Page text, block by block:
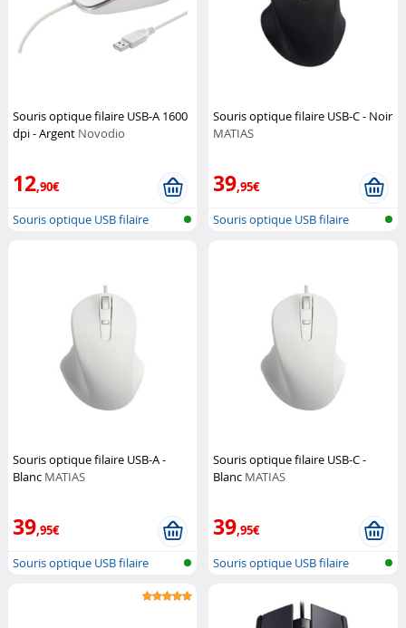
Souris optique filaire USB-A 1600
dpi - Argent Novodio
12,90€
Souris optique USB filaire
Souris optique filaire USB-C - Noir
MATIAS
39,95€
Souris optique USB filaire
Souris optique filaire USB-A -
Blanc MATIAS
39,95€
Souris optique USB filaire
Souris optique filaire USB-C -
Blanc MATIAS
39,95€
Souris optique USB filaire